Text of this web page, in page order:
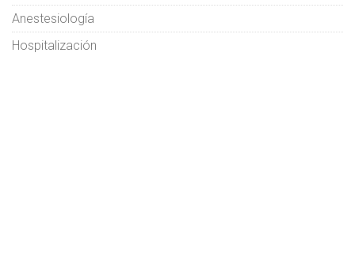
Anestesiología
Hospitalización